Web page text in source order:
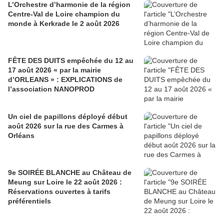
L’Orchestre d’harmonie de la région
Centre-Val de Loire champion du
monde à Kerkrade le 2 août 2026
FÊTE DES DUITS empêchée du 12 au
17 août 2026 « par la mairie
d’ORLEANS » : EXPLICATIONS de
l’association NANOPROD
Un ciel de papillons déployé début
août 2026 sur la rue des Carmes à
Orléans
9e SOIRÉE BLANCHE au Château de
Meung sur Loire le 22 août 2026 :
Réservations ouvertes à tarifs
préférentiels